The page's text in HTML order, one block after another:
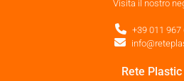
Visita il nostro
+39 011 967
Rete Plastic